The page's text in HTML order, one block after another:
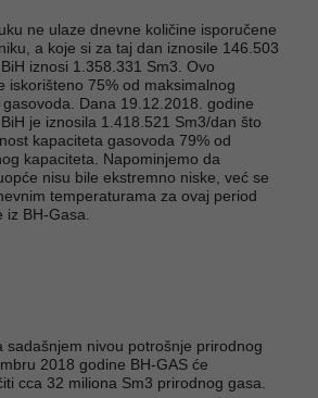
ne ulaze dnevne količine isporučene
a koje si za taj dan iznosile 146.503
iznosi 1.358.331 Sm3. Ovo
iskorišteno 75% od maksimalnog
Dana 19.12.2018. godine
je iznosila 1.418.521 Sm3/dan što
kapaciteta gasovoda 79% od
kapaciteta. Napominjemo da
nisu bile ekstremno niske, već se
temperaturama za ovaj period
BH-Gasa.
sadašnjem nivou potrošnje prirodnog
2018 godine BH-GAS će
cca 32 miliona Sm3 prirodnog gasa.